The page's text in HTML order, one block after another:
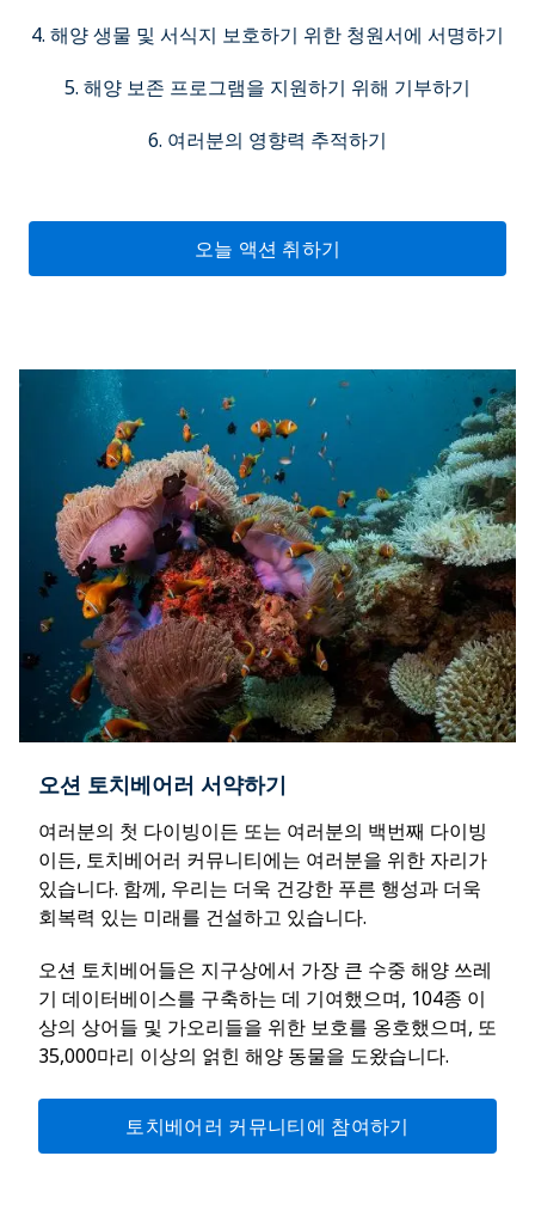
4. 해양 생물 및 서식지 보호하기 위한 청원서에 서명하기
5. 해양 보존 프로그램을 지원하기 위해 기부하기
6. 여러분의 영향력 추적하기
오늘 액션 취하기
오션 토치베어러 서약하기
여러분의 첫 다이빙이든 또는 여러분의 백번째 다이빙
이든, 토치베어러 커뮤니티에는 여러분을 위한 자리가
있습니다. 함께, 우리는 더욱 건강한 푸른 행성과 더욱
회복력 있는 미래를 건설하고 있습니다.
오션 토치베어들은 지구상에서 가장 큰 수중 해양 쓰레
기 데이터베이스를 구축하는 데 기여했으며, 104종 이
상의 상어들 및 가오리들을 위한 보호를 옹호했으며, 또
35,000마리 이상의 얽힌 해양 동물을 도왔습니다.
토치베어러 커뮤니티에 참여하기